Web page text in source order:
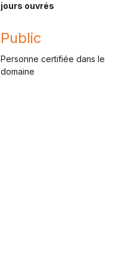
jours ouvrés
Public
Personne certifiée dans le
domaine